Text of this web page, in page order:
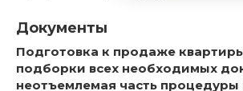
Документы
Подготовка к продаже
подборки всех необходимых
неотъемлемая часть процедуры